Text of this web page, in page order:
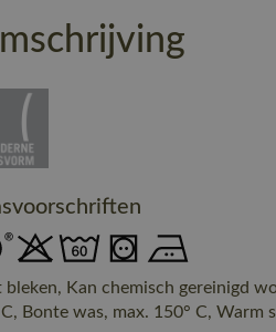
bleken, Kan chemisch gereinigd
C, Bonte was, max. 150° C, Warm